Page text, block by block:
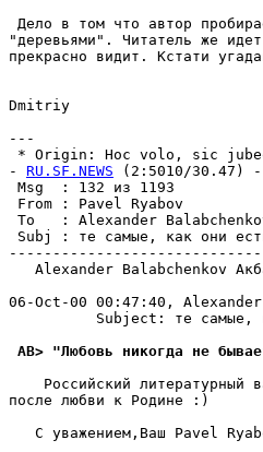
Дело в том что автор
"деpевьями". Читатель же
прекрасно видит. Кстати
Dmitriy
---
* Origin: Hoc volo, sic
- RU.SF.NEWS (2:5010/
Msg  : 132
From : Pavel Ryabov
To   : Alexander
Subj : те
Alexander Balabchenkov
06-Oct-00 00:47:40,
Subject: те самые,
AB> "Любовь никогда не
Российский литератyрный
после любви к Родине :)
С yважением,Ваш Pavel